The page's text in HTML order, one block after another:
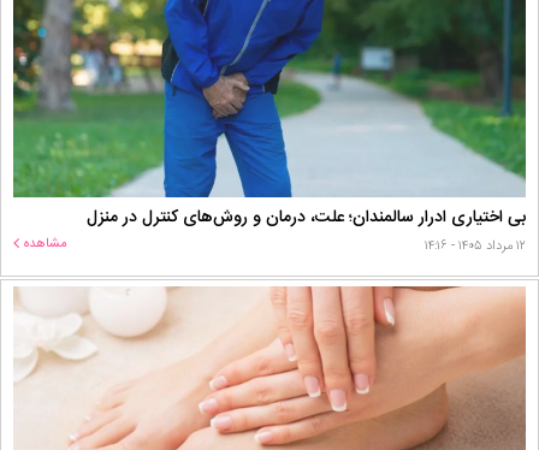
بی اختیاری ادرار سالمندان؛ علت، درمان و روش‌های کنترل در منزل
۱۲ مرداد ۱۴۰۵ - ۱۴:۱۶ مشاهده